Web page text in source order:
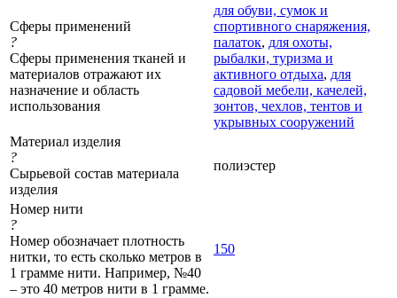
Сферы применений
?
Сферы применения тканей и
материалов отражают их
назначение и область
использования
для обуви, сумок и
спортивного снаряжения,
палаток, для охоты,
рыбалки, туризма и
активного отдыха, для
садовой мебели, качелей,
зонтов, чехлов, тентов и
укрывных сооружений
Материал изделия
?
Сырьевой состав материала
изделия
полиэстер
Номер нити
?
Номер обозначает плотность
нитки, то есть сколько метров в
1 грамме нити. Например, №40
– это 40 метров нити в 1 грамме.
150